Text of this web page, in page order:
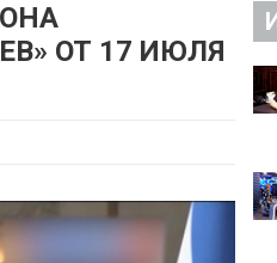
ОТ 17 ИЮЛЯ